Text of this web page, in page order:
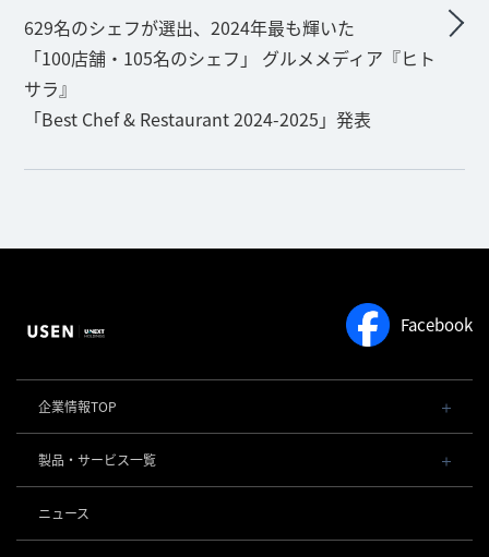
629名のシェフが選出、2024年最も輝いた
「100店舗・105名のシェフ」 グルメメディア『ヒト
サラ』
「Best Chef & Restaurant 2024-2025」発表
Facebook
企業情報TOP
会社概要・役員一覧
事業内容
社長メッセージ
製品・サービス一覧
POSレジ 他
USENレジ
お役立ち情報
ニュース